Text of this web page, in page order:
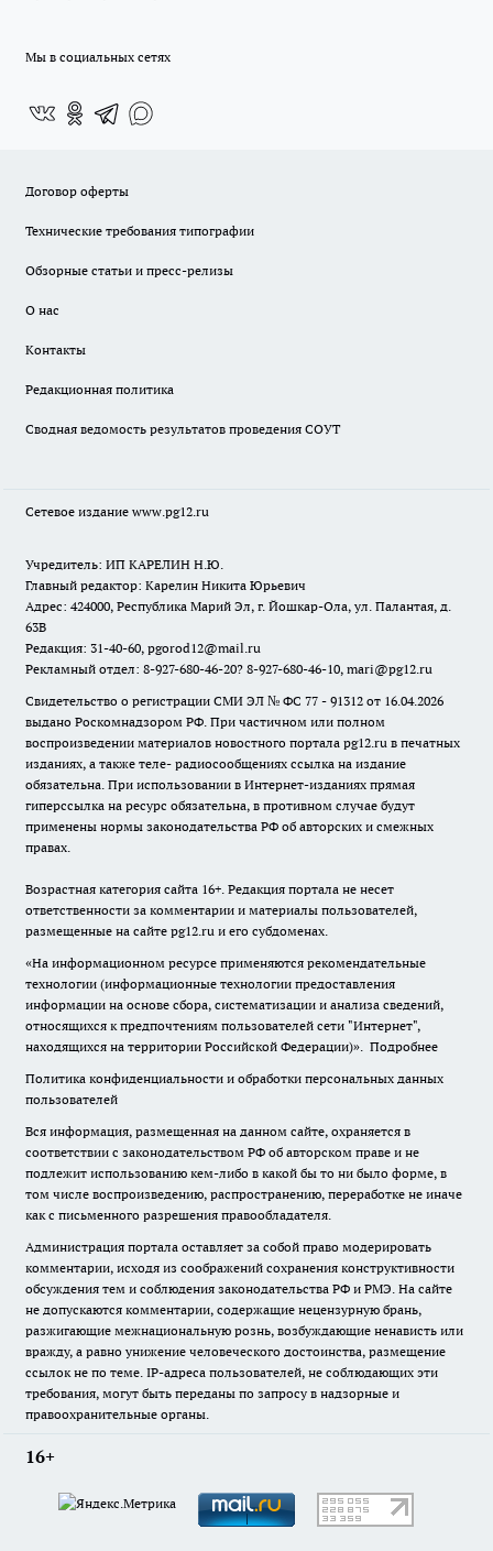
Мы в социальных сетях
Договор оферты
Технические требования типографии
Обзорные статьи и пресс-релизы
О нас
Контакты
Редакционная политика
Сводная ведомость результатов проведения СОУТ
Сетевое издание www.pg12.ru
Учредитель: ИП КАРЕЛИН Н.Ю.
Главный редактор: Карелин Никита Юрьевич
Адрес: 424000, Республика Марий Эл, г. Йошкар-Ола, ул. Палантая, д.
63В
Редакция: 31-40-60, pgorod12@mail.ru
Рекламный отдел: 8-927-680-46-20? 8-927-680-46-10, mari@pg12.ru
Свидетельство о регистрации СМИ ЭЛ № ФС 77 - 91312 от 16.04.2026
выдано Роскомнадзором РФ. При частичном или полном
воспроизведении материалов новостного портала pg12.ru в печатных
изданиях, а также теле- радиосообщениях ссылка на издание
обязательна. При использовании в Интернет-изданиях прямая
гиперссылка на ресурс обязательна, в противном случае будут
применены нормы законодательства РФ об авторских и смежных
правах.
Возрастная категория сайта 16+. Редакция портала не несет
ответственности за комментарии и материалы пользователей,
размещенные на сайте pg12.ru и его субдоменах.
«На информационном ресурсе применяются рекомендательные
технологии (информационные технологии предоставления
информации на основе сбора, систематизации и анализа сведений,
относящихся к предпочтениям пользователей сети "Интернет",
находящихся на территории Российской Федерации)». Подробнее
Политика конфиденциальности и обработки персональных данных
пользователей
Вся информация, размещенная на данном сайте, охраняется в
соответствии с законодательством РФ об авторском праве и не
подлежит использованию кем-либо в какой бы то ни было форме, в
том числе воспроизведению, распространению, переработке не иначе
как с письменного разрешения правообладателя.
Администрация портала оставляет за собой право модерировать
комментарии, исходя из соображений сохранения конструктивности
обсуждения тем и соблюдения законодательства РФ и РМЭ. На сайте
не допускаются комментарии, содержащие нецензурную брань,
разжигающие межнациональную рознь, возбуждающие ненависть или
вражду, а равно унижение человеческого достоинства, размещение
ссылок не по теме. IP-адреса пользователей, не соблюдающих эти
требования, могут быть переданы по запросу в надзорные и
правоохранительные органы.
16+